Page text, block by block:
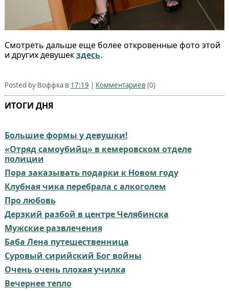
Смотреть дальше еще более откровенные фото этой
и других девушекздесь.
Posted by Воффка в 17:19 | Комментариев (0)
ИТОГИ ДНЯ
Большие формы у девушки!
«Отряд самоубийц» в кемеровском отделе
полиции
Пора заказывать подарки к Новом году
Клубная чика перебрала с алкоголем
Про любовь
Дерзкий разбой в центре Челябинска
Мужские развлечения
Баба Лена путешественница
Суровый сирийский Бог войны
Очень очень плохая училка
Вечернее тепло